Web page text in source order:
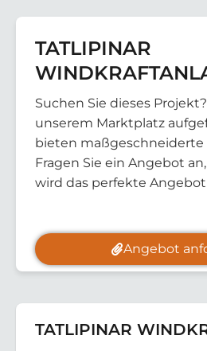
TATLIPINAR
Suchen Sie dieses
unserem Marktplatz
bieten maßgeschneiderte
Fragen Sie ein Angebot
wird das perfekte
Angebot
TATLIPINAR